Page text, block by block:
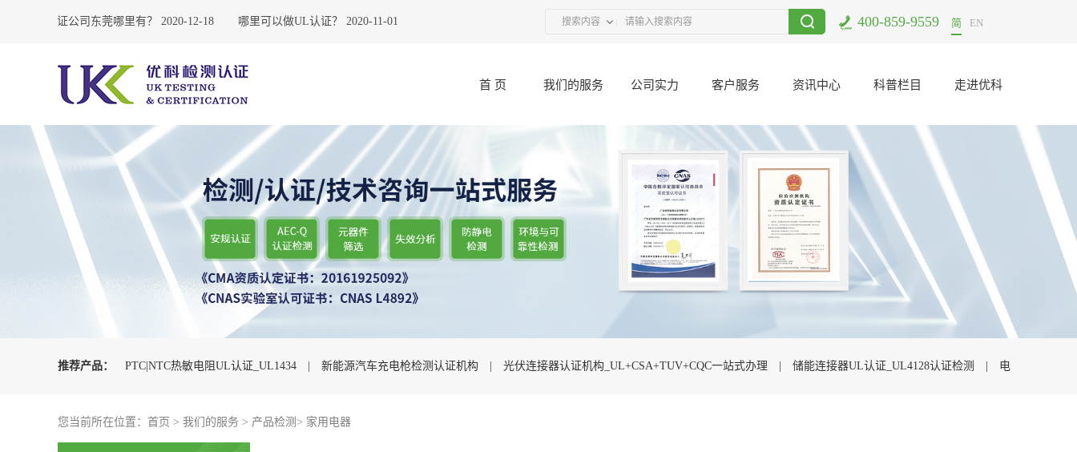
2020-12-18
UL认证公司东莞哪里有？ 2020-11-01
哪里可以做UL认证？ 热烈祝贺广东优科联合UL举办的“接插件产品技术研讨会”圆满结束 2021-06-23
电子元器件二次筛选哪里可以做？
400-859-9559 简 EN
搜索内容
首 页 我们的服务 公司实力 客户服务 资讯中心 科普栏目 走进优科
推荐产品： PTC|NTC热敏电阻UL认证_UL1434 新能源汽车充电枪检测认证机构 光伏连接器认证机构_UL+CSA+TUV+CQC一站式办理 储能连接器UL认证_UL4128认证检测 电
动汽车充电枪CQC认证 | 充电枪UL2251认证 | 浪涌保护器UL认证_UL1449认证检测
您当前所在位置： 首页 > 我们的服务 > 产品检测 > 家用电器